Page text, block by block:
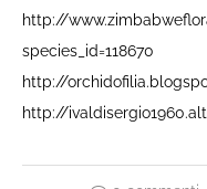
http://
species_id=118670
http://
http://